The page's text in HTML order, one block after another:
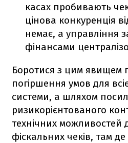
касах пробивають
цінова конкуренція
немає, а управління
фінансами
Боротися з цим явищем
погіршення умов для
системи, а шляхом
ризикорієнтованого
технічних можливостей
фіскальних чеків, там